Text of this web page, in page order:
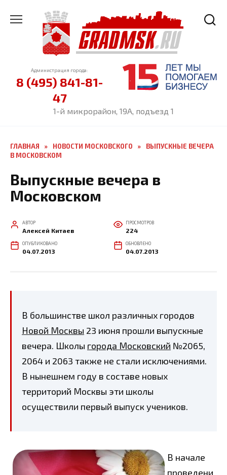
содержанию
Администрация города:
8 (495) 841-81-
47
1-й микрорайон, 19А, подъезд 1
ГЛАВНАЯ » НОВОСТИ МОСКОВСКОГО »
ВЫПУСКНЫЕ ВЕЧЕРА
В МОСКОВСКОМ
Выпускные вечера в
Московском
АВТОР
Алексей Китаев
ПРОСМОТРОВ
224
ОПУБЛИКОВАНО
04.07.2013
ОБНОВЛЕНО
04.07.2013
В большинстве школ различных городов
Новой Москвы 23 июня прошли выпускные
вечера. Школы города Московский №2065,
2064 и 2063 также не стали исключениями.
В нынешнем году в составе новых
территорий Москвы эти школы
осуществили первый выпуск учеников.
В начале
проведени